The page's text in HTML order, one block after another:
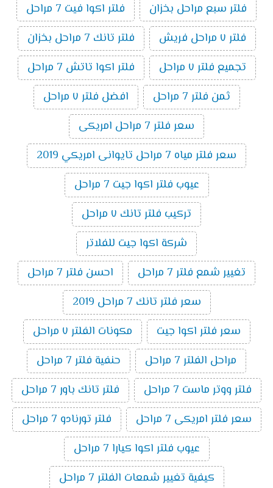
فلتر سبع مراحل بخزان
فلتر اكوا فيت 7 مراحل
فلتر ٧ مراحل فريش
فلتر تانك 7 مراحل بخزان
تجميع فلتر ٧ مراحل
فلتر اكوا تاتش 7 مراحل
ثمن فلتر 7 مراحل
افضل فلتر ٧ مراحل
سعر فلتر 7 مراحل امريكى
سعر فلتر مياه 7 مراحل تايوانى امريكي 2019
عيوب فلتر اكوا جيت 7 مراحل
تركيب فلتر تانك ٧ مراحل
شركة اكوا جيت للفلاتر
تغيير شمع فلتر 7 مراحل
احسن فلتر 7 مراحل
سعر فلتر تانك 7 مراحل 2019
سعر فلتر اكوا جيت
مكونات الفلتر ٧ مراحل
مراحل الفلتر 7 مراحل
حنفية فلتر 7 مراحل
فلتر ووتر ماست 7 مراحل
فلتر تانك باور 7 مراحل
سعر فلتر امريكى 7 مراحل
فلتر تورنادو 7 مراحل
عيوب فلتر اكوا كيارا 7 مراحل
كيفية تغيير شمعات الفلتر 7 مراحل